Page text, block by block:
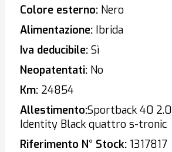
Colore esterno:Nero
Alimentazione:Ibrida
Iva deducibile:Sì
Neopatentati:No
Km:24854
Allestimento:Sportback 40
Identity Black quattro s-tronic
Riferimento N° Stock:1317817